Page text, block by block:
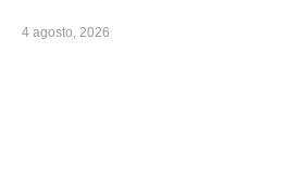
4 agosto, 2026